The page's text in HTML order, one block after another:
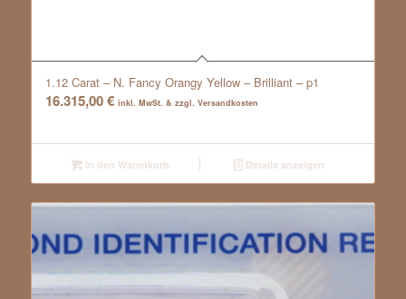
1.12 Carat – N. Fancy Orangy Yellow – Brilliant – p1
16.315,00€ inkl. MwSt. & zzgl. Versandkosten
In den Warenkorb Details anzeigen